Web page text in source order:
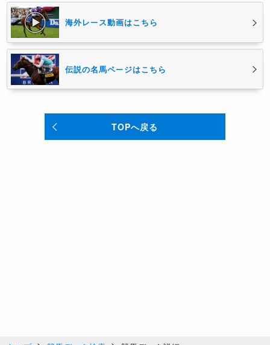
海外レース動画はこちら
伝説の名馬ページはこちら
TOPへ戻る